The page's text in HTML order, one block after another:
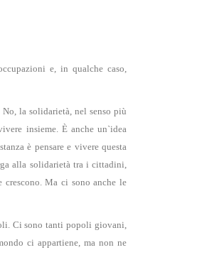
e, in qualche caso,
la solidarietà, nel senso più
insieme. È anche un`idea
è pensare e vivere questa
alla solidarietà tra i cittadini,
Ma ci sono anche le
Ci sono tanti popoli giovani,
ci appartiene, ma non ne